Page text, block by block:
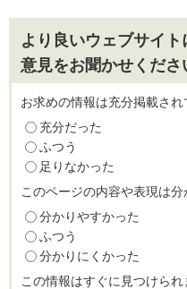
より良いウェブサイ
意見をお聞かせくださ
お求めの情報は充分掲載され
充分だった
ふつう
足りなかった
このページの内容や表現は
分かりやすかった
ふつう
分かりにくかった
この情報はすぐに見つけられ